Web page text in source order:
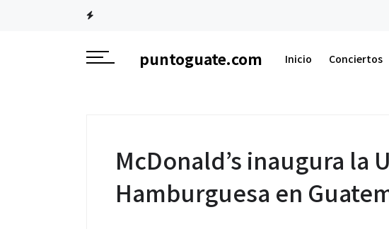
puntoguate.com Inicio Conciertos
McDonald’s inaugura la
Hamburguesa en